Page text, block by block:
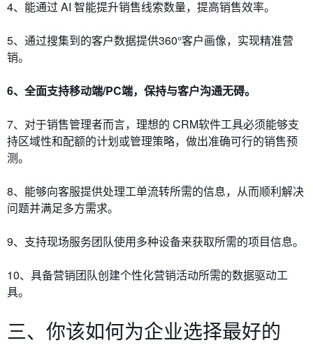
4、能通过 AI 智能提升销售线索数量，提高销售效率。
5、通过搜集到的客户数据提供360°客户画像，实现精准营
销。
6、全面支持移动端/PC端，保持与客户沟通无碍。
7、 对于销售管理者而言，理想的 CRM软件工具必须能够支
持区域性和配额的计划或管理策略，做出准确可行的销售预
测。
8、能够向客服提供处理工单流转所需的信息，从而顺利解决
问题并满足多方需求。
9、支持现场服务团队使用多种设备来获取所需的项目信息。
10、具备营销团队创建个性化营销活动所需的数据驱动工
具。
三、你该如何为企业选择最好的